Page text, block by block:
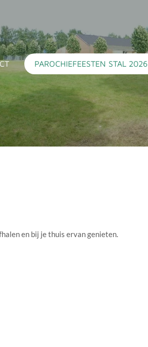
PAROCHIEFEESTEN STAL 2026
en bij je thuis ervan genieten.